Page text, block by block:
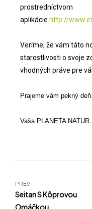
prostredníctvom
aplikácie http://
Veríme, že vám táto
starostlivosti o svoje
vhodných práve pre
Prajeme vám pekný deň.
Vaša PLANETA NATUR.
PREV
Seitan S Kôprovou
Omáčkou